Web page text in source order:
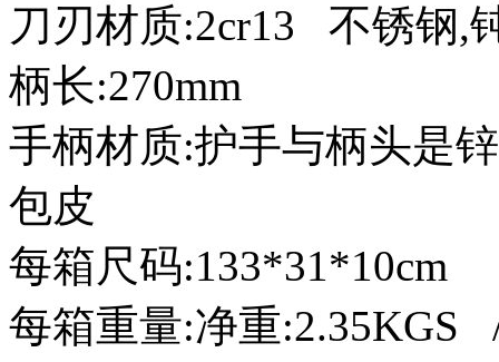
刀刃材质:2cr13 不锈钢,
柄长:270mm
手柄材质:护手与柄头是
包皮
每箱尺码:133*31*10cm
每箱重量:净重:2.35KGS